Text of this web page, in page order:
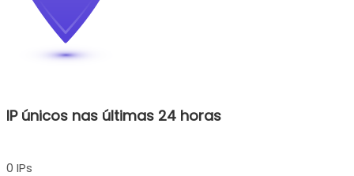
IP únicos nas últimas 24 horas
0 IPs